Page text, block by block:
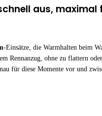
aus,
-Einsätze, die Warmhalten beim
Rennanzug, ohne zu flattern
für diese Momente vor und